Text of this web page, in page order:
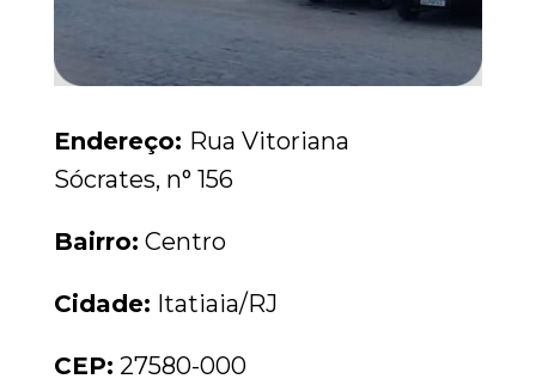
Endereço: Rua Vitoriana
Sócrates, n° 156
Bairro: Centro
Cidade: Itatiaia/RJ
CEP: 27580-000